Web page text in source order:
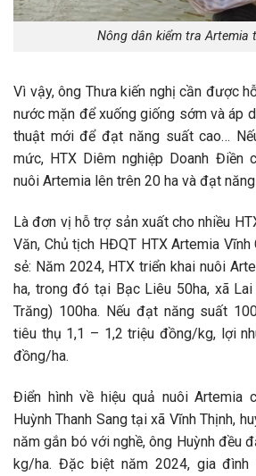
Nông dân kiểm tra Artemia
Vì vậy, ông Thưa kiến nghị cần được
nước mặn để xuống giống sớm và áp
thuật mới để đạt năng suất cao…
mức, HTX Diêm nghiệp Doanh Điền
nuôi Artemia lên trên 20 ha và đạt
Là đơn vị hỗ trợ sản xuất cho nhiều
Văn, Chủ tịch HĐQT HTX Artemia
sẻ: Năm 2024, HTX triển khai nuôi
ha, trong đó tại Bạc Liêu 50ha, xã Lai
Trăng) 100ha. Nếu đạt năng suất
tiêu thụ 1,1 – 1,2 triệu đồng/kg, lợi
đồng/ha.
Điển hình về hiệu quả nuôi Artemia
Huỳnh Thanh Sang tại xã Vĩnh Thịnh,
năm gắn bó với nghề, ông Huỳnh đều
kg/ha. Đặc biệt năm 2024, gia đình